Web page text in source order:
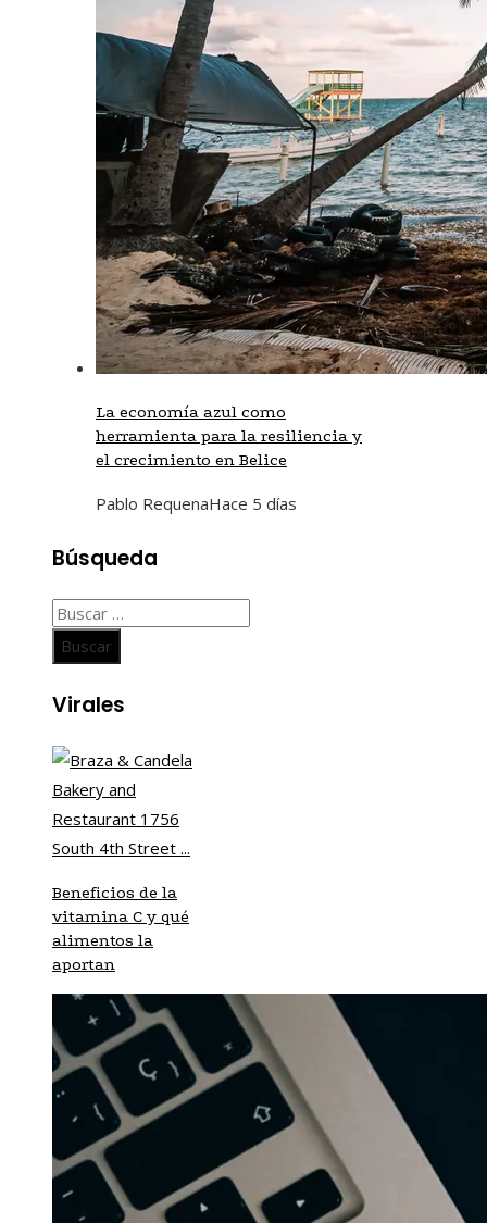
La economía azul como
herramienta para la resiliencia y
el crecimiento en Belice
Pablo RequenaHace 5 días
Búsqueda
Buscar:
Virales
Beneficios de la
vitamina C y qué
alimentos la
aportan